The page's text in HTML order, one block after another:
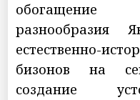
обогащение
разнообразия
естественно-
бизонов на
создание